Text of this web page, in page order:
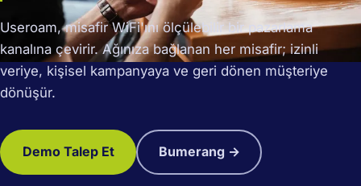
Useroam, misafir WiFi'ını ölçülebilir bir pazarlama
kanalına çevirir. Ağınıza bağlanan her misafir; izinli
veriye, kişisel kampanyaya ve geri dönen müşteriye
dönüşür.
Demo Talep Et Bumerang →